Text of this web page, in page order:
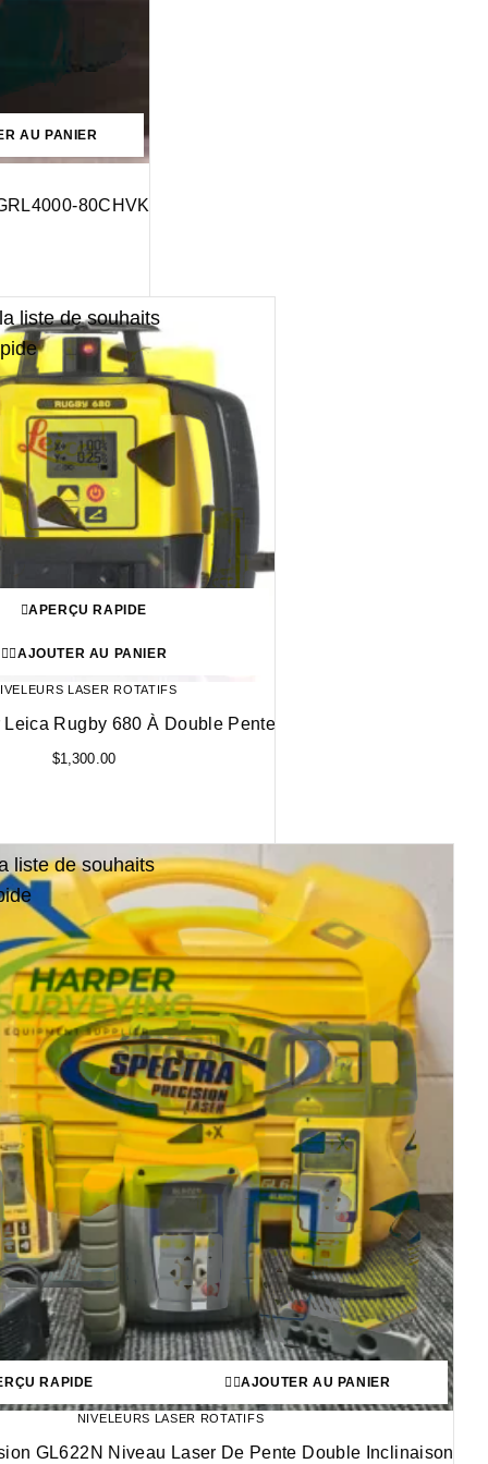
AU PANIER
80CHVK
liste de souhaits
APERÇU RAPIDE
AJOUTER AU PANIER
LASER ROTATIFS
Leica Rugby 680 À Double Pente
$1,300.00
liste de souhaits
RAPIDE AJOUTER AU PANIER
NIVELEURS LASER ROTATIFS
GL622N Niveau Laser De Pente Double Inclinaison